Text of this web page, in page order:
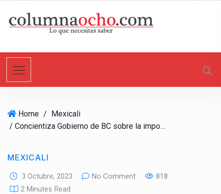
t
Home / Mexicali
/ Concientiza Gobierno de BC sobre la importancia de la detección oportuna del cáncer de mama
MEXICALI
3 Octubre, 2023 No Comment
818
2 Minutes Read